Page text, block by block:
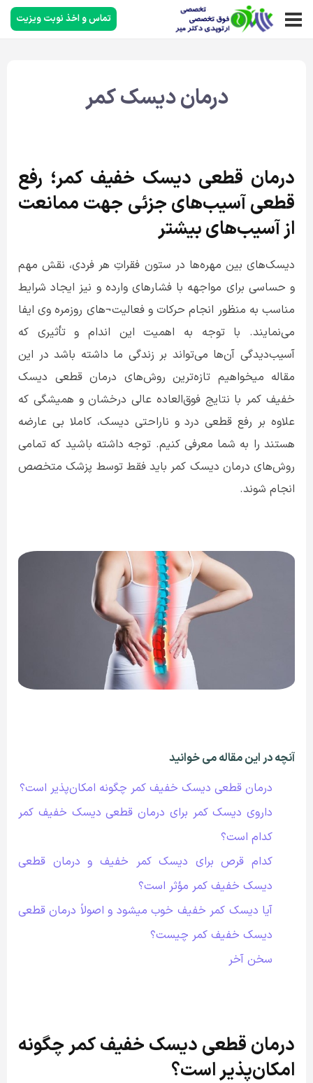
تماس و اخذ نوبت ویزیت
درمان دیسک کمر
درمان قطعی دیسک خفیف کمر؛ رفع
قطعی آسیب‌های جزئی جهت ممانعت
از آسیب‌های بیشتر
دیسک‌های بین مهره‌ها در ستون فقراتِ هر فردی، نقش مهم
و حساسی برای مواجهه با فشارهای وارده و نیز ایجاد شرایط
مناسب به منظور انجام حرکات و فعالیت¬های روزمره وی ایفا
می‌نمایند. با توجه به اهمیت این اندام و تأثیری که
آسیب‌دیدگی آن‌ها می‌تواند بر زندگی ما داشته باشد در این
مقاله میخواهیم تازه‌ترین روش‌های درمان قطعی دیسک
خفیف کمر با نتایج فوق‌العاده عالی درخشان و همیشگی که
علاوه بر رفع قطعی درد و ناراحتی دیسک، کاملا بی عارضه
هستند را به شما معرفی کنیم. توجه داشته باشید که تمامی
روش‌های درمان دیسک کمر باید فقط توسط پزشک متخصص
انجام شوند.
آنچه در این مقاله می خوانید
درمان قطعی دیسک خفیف کمر چگونه امکان‌پذیر است؟
داروی دیسک کمر برای درمان قطعی دیسک خفیف کمر
کدام است؟
کدام قرص برای دیسک کمر خفیف و درمان قطعی
دیسک خفیف کمر مؤثر است؟
آیا دیسک کمر خفیف خوب میشود و اصولاً درمان قطعی
دیسک خفیف کمر چیست؟
سخن آخر
درمان قطعی دیسک خفیف کمر چگونه
امکان‌پذیر است؟